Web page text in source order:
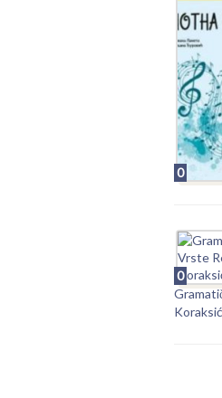
0
0
Koraksić